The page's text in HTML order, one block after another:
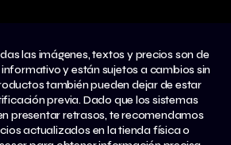
las imágenes, textos y precios son de
y están sujetos a cambios sin
también pueden dejar de estar
previa. Dado que los sistemas
presentar retrasos, te recomendamos
actualizados en la tienda física o